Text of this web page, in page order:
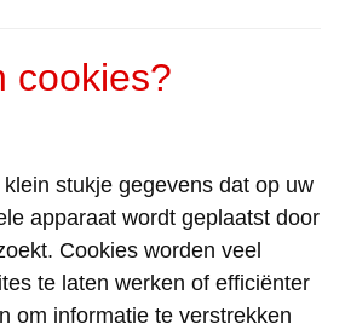
cookies?
stukje gegevens dat op uw
apparaat wordt geplaatst door
Cookies worden veel
te laten werken of efficiënter
om informatie te verstrekken